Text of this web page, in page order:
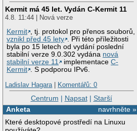
Kermit má 45 let. Vydán C-Kermit 11
4.8. 11:44 | Nová verze
Kermit , tj. protokol pro přenos souborů,
vznikl před 45 lety . Při této příležitosti
byla po 15 letech od vydání poslední
stabilní verze 9.0.302 vydána nová
stabilní verze 11
implementaceC-
Kermit . S podporou IPv6.
Ladislav Hagara| Komentářů: 0
Centrum | Napsat| Starší
navrhněte »
Anketa
Které desktopové prostředí na Linuxu